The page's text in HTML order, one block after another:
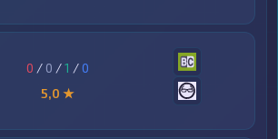
0 / 0 /1 /0
5,0 ★